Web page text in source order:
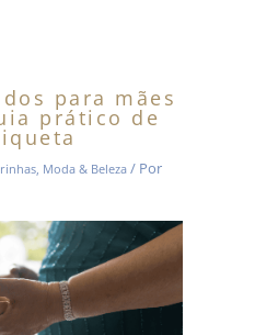
para mães
prático de
, Moda & Beleza/ Por